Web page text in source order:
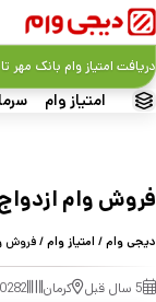
امتیاز وام
دریافت امتیاز وام بانک مهر تا ۵۰۰ میلیون تومان
فروش وام ازدواج 70 میلیون تومانی در
دیجی وام/ امتیاز وام/ فروش وام ازدواج
5 سال قبل کرمان